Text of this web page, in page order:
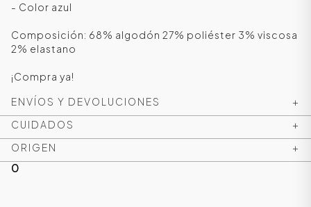
- Color azul
Composición: 68% algodón 27% poliéster 3% viscosa
2% elastano
¡Compra ya!
ENVÍOS Y DEVOLUCIONES
+
CUIDADOS
+
ORIGEN
+
0